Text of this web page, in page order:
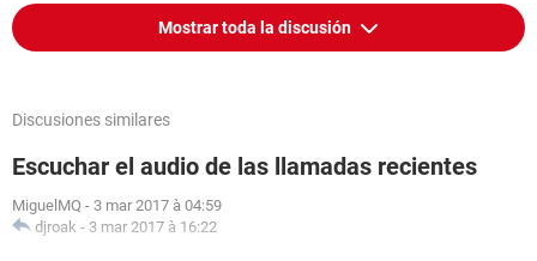
Mostrar toda la discusión
Discusiones similares
Escuchar el audio de las llamadas recientes
MiguelMQ - 3 mar 2017 à 04:59
djroak - 3 mar 2017 à 16:22